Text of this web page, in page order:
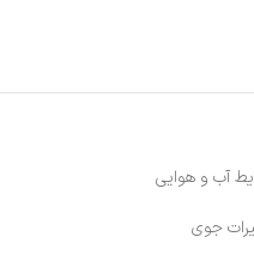
آب و هوایی
جوی